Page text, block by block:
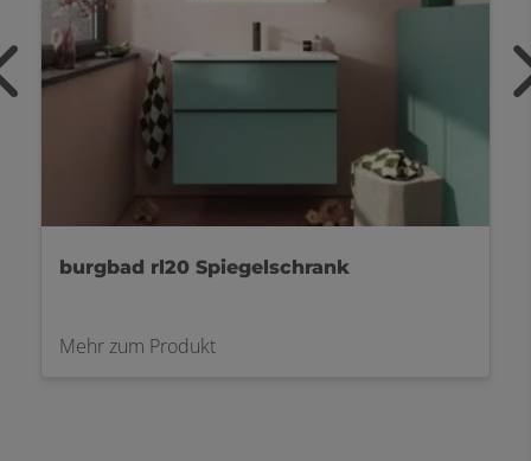
rl20 Spiegelschrank
Produkt